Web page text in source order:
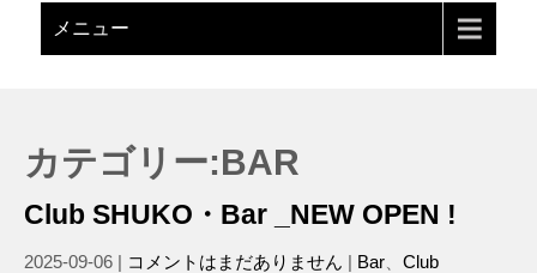
メニュー
カテゴリー:BAR
Club SHUKO・Bar _NEW OPEN !
2025-09-06 | コメントはまだありません | Bar
Club